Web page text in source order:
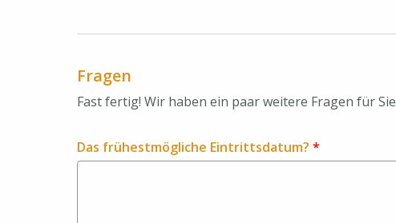
Fragen
Fast fertig! Wir haben ein paar weitere Fragen für Sie
Das frühestmögliche Eintrittsdatum? *